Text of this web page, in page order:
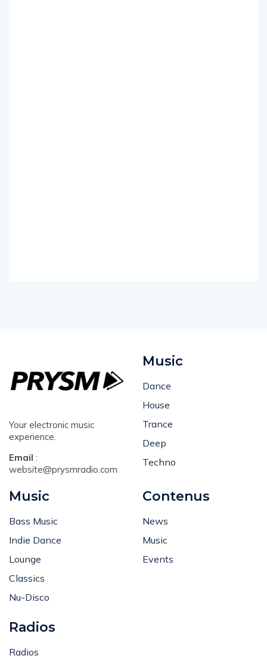
Your electronic music
Email:
Deep